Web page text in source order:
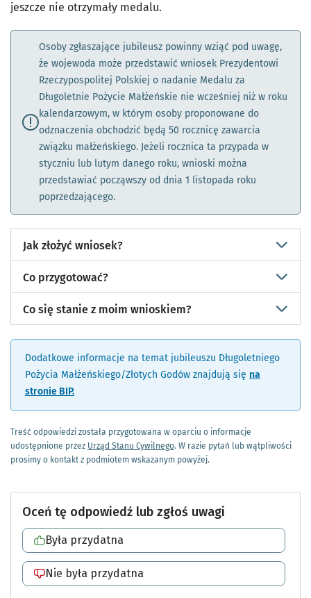
jeszcze nie otrzymały medalu.
Osoby zgłaszające jubileusz powinny wziąć pod uwagę,
że wojewoda może przedstawić wniosek Prezydentowi
Rzeczypospolitej Polskiej o nadanie Medalu za
Długoletnie Pożycie Małżeńskie nie wcześniej niż w roku
kalendarzowym, w którym osoby proponowane do
odznaczenia obchodzić będą 50 rocznicę zawarcia
związku małżeńskiego. Jeżeli rocznica ta przypada w
styczniu lub lutym danego roku, wnioski można
przedstawiać począwszy od dnia 1 listopada roku
poprzedzającego.
Jak złożyć wniosek?
Co przygotować?
Co się stanie z moim wnioskiem?
Dodatkowe informacje na temat jubileuszu Długoletniego
Pożycia Małżeńskiego/Złotych Godów znajdują się na
stronie BIP.
Treść odpowiedzi została przygotowana w oparciu o informacje
udostępnione przez Urząd Stanu Cywilnego. W razie pytań lub wątpliwości
prosimy o kontakt z podmiotem wskazanym powyżej.